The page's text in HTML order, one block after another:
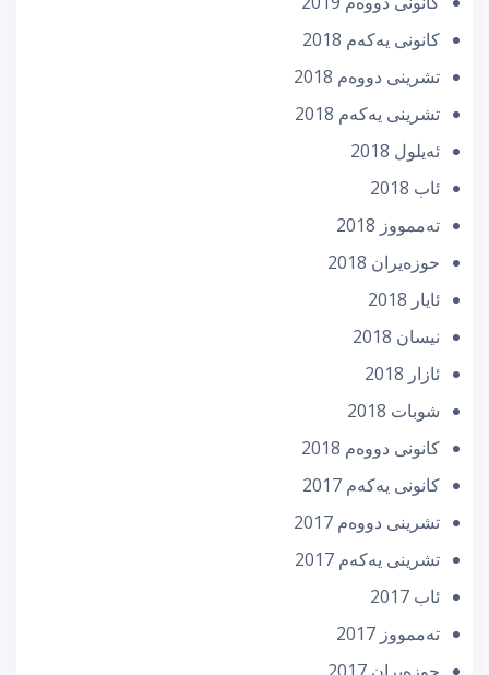
كانونی یه‌كه‌م 2018
تشرینی دووه‌م 2018
تشرینی یه‌كه‌م 2018
ئه‌یلول 2018
ئاب 2018
تەممووز 2018
حوزه‌یران 2018
ئایار 2018
نیسان 2018
ئازار 2018
شوبات 2018
كانونی دووه‌م 2018
كانونی یه‌كه‌م 2017
تشرینی دووه‌م 2017
تشرینی یه‌كه‌م 2017
ئاب 2017
تەممووز 2017